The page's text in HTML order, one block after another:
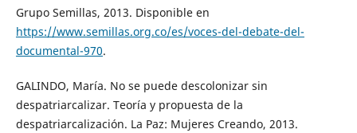
Grupo Semillas, 2013. Disponible en
https://www.semillas.org.co/es/voces-del-debate-del-
documental-970.
GALINDO, María. No se puede descolonizar sin
despatriarcalizar. Teoría y propuesta de la
despatriarcalización. La Paz: Mujeres Creando, 2013.